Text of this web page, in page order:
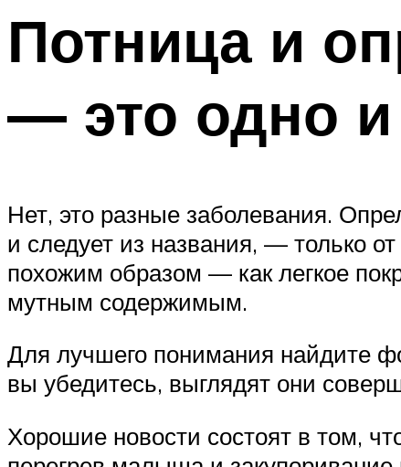
Потница и
— это одно и
Нет, это разные заболевания.
и следует из названия, — только
похожим образом — как легкое
мутным содержимым.
Для лучшего понимания найдите
вы убедитесь, выглядят они
Хорошие новости состоят в том,